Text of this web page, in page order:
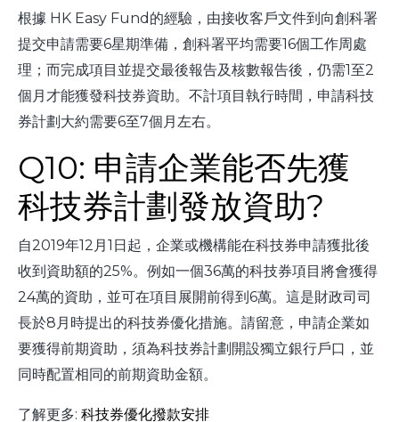
根據 HK Easy Fund的經驗，由接收客戶文件到向創科署
提交申請需要6星期準備，創科署平均需要16個工作周處
理；而完成項目並提交最後報告及核數報告後，仍需1至2
個月才能獲發科技券資助。不計項目執行時間，申請科技
券計劃大約需要6至7個月左右。
Q10: 申請企業能否先獲
科技券計劃發放資助?
自2019年12月1日起，企業或機構能在科技券申請獲批後
收到資助額的25%。例如一個36萬的科技券項目將會獲得
24萬的資助，並可在項目展開前得到6萬。這是財政司司
長於8月時提出的科技券優化措施。請留意，申請企業如
要獲得前期資助，須為科技券計劃開設獨立銀行戶口，並
同時配置相同的前期資助金額。
了解更多: 科技券優化撥款安排